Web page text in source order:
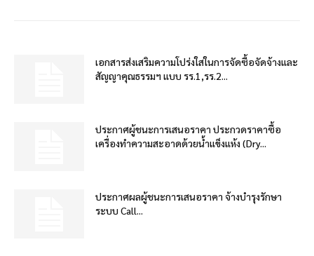
เอกสารส่งเสริมความโปร่งใสในการจัดซื้อจัดจ้างและ
สัญญาคุณธรรมฯ แบบ รร.1,รร.2...
ประกาศผู้ชนะการเสนอราคา ประกวดราคาซื้อ
เครื่องทำความสะอาดด้วยน้ำแข็งแห้ง (Dry...
ประกาศผลผู้ชนะการเสนอราคา จ้างบำรุงรักษา
ระบบ Call...